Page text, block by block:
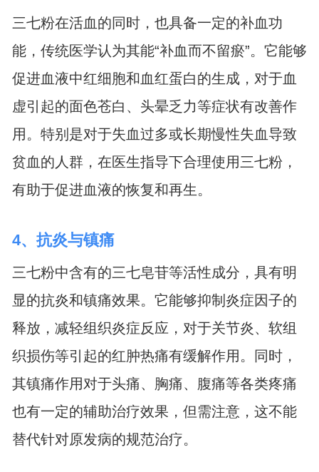
三七粉在活血的同时，也具备一定的补血功
能，传统医学认为其能“补血而不留瘀”。它能够
促进血液中红细胞和血红蛋白的生成，对于血
虚引起的面色苍白、头晕乏力等症状有改善作
用。特别是对于失血过多或长期慢性失血导致
贫血的人群，在医生指导下合理使用三七粉，
有助于促进血液的恢复和再生。
4、抗炎与镇痛
三七粉中含有的三七皂苷等活性成分，具有明
显的抗炎和镇痛效果。它能够抑制炎症因子的
释放，减轻组织炎症反应，对于关节炎、软组
织损伤等引起的红肿热痛有缓解作用。同时，
其镇痛作用对于头痛、胸痛、腹痛等各类疼痛
也有一定的辅助治疗效果，但需注意，这不能
替代针对原发病的规范治疗。